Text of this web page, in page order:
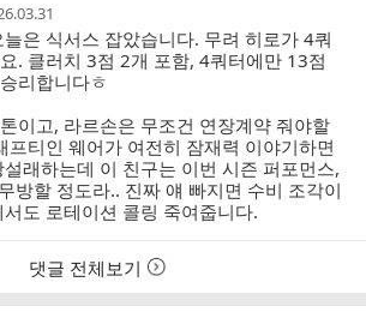
은 식서스 잡았습니다. 무려 히로가 4쿼
. 클러치 3점 2개 포함, 4쿼터에만 13점
리합니다ㅎ
이고, 라르손은 무조건 연장계약 줘야할
프티인 웨어가 여전히 잠재력 이야기하면
래하는데 이 친구는 이번 시즌 퍼포먼스,
방할 정도라.. 진짜 얘 빠지면 수비 조각이
도 로테이션 콜링 죽여줍니다.
댓글 전체보기